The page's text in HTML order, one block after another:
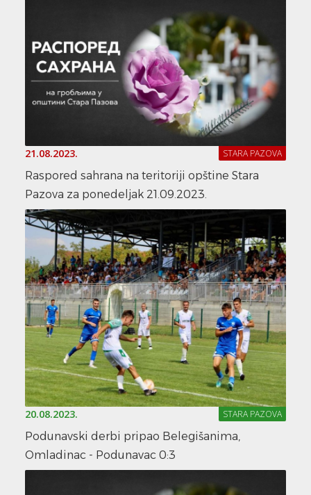
21.08.2023. STARA PAZOVA
Raspored sahrana na teritoriji opštine Stara
Pazova za ponedeljak 21.09.2023.
20.08.2023. STARA PAZOVA
Podunavski derbi pripao Belegišanima,
Omladinac - Podunavac 0:3